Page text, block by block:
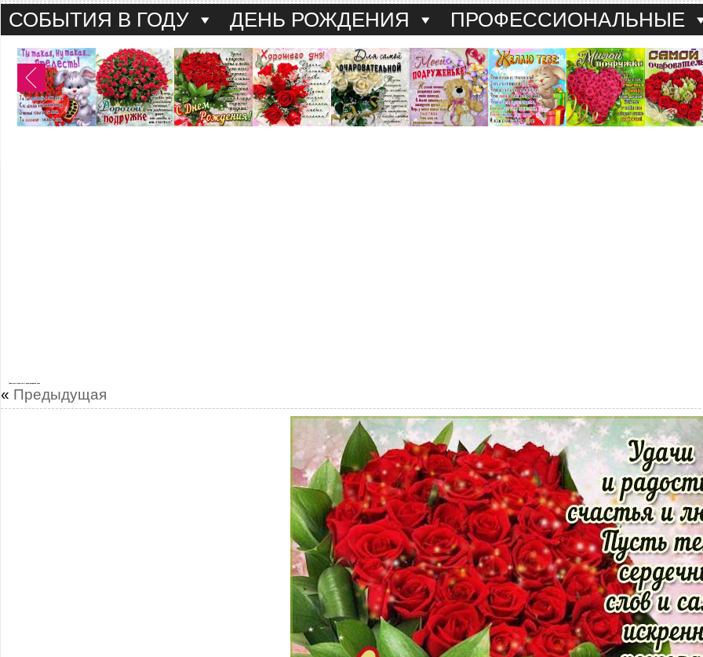
СОБЫТИЯ В ГОДУ ДЕНЬ РОЖДЕНИЯ ПРОФЕССИОНАЛЬНЫЕ
« Предыдущая